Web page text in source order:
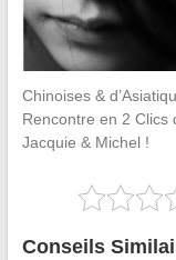
Chinoises &
Rencontre en 2 Clics
Jacquie & Michel !
Conseils